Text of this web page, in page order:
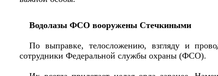
Водолазы ФСО вооружены Стечкиными
По выправке, телосложению, взгляду и
сотрудники Федеральной службы охраны (ФСО).